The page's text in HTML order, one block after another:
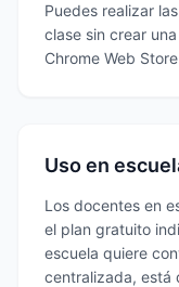
Puedes realizar
clase sin crear
Chrome Web
Uso en
Los docentes en
el plan gratuito
escuela quiere
centralizada, está